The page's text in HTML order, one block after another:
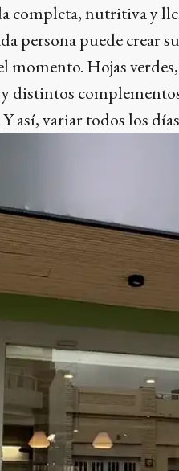
completa, nutritiva y
persona puede crear
momento. Hojas
distintos
así, variar todos los